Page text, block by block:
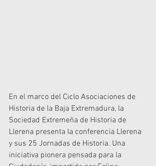
En el marco del Ciclo Asociaciones de
Historia de la Baja Extremadura, la
Sociedad Extremeña de Historia de
Llerena presenta la conferencia Llerena
y sus 25 Jornadas de Historia. Una
iniciativa pionera pensada para la